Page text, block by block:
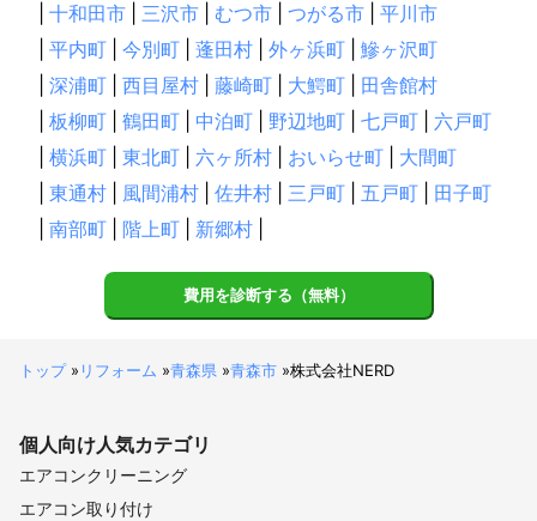
十和田市 三沢市 むつ市 つがる市
平川市
平内町 今別町 蓬田村 外ヶ浜町
鰺ヶ沢町
深浦町 西目屋村 藤崎町 大鰐町
田舎館村
板柳町 鶴田町 中泊町 野辺地町 七戸町
六戸町
横浜町 東北町 六ヶ所村 おいらせ町
大間町
東通村 風間浦村 佐井村 三戸町 五戸町
田子町
南部町 階上町 新郷村
費用を診断する（無料）
トップ» リフォーム »青森県 »青森市 »株式会社NERD
個人向け人気カテゴリ
エアコンクリーニング
エアコン取り付け